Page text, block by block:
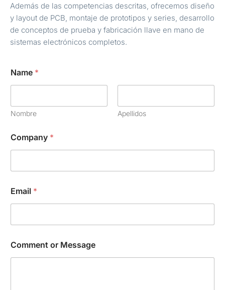
Además de las competencias descritas, ofrecemos diseño
y layout de PCB, montaje de prototipos y series, desarrollo
de conceptos de prueba y fabricación llave en mano de
sistemas electrónicos completos.
Name *
Nombre Apellidos
Company *
a
m
m
p
a
Email *
Comment or Message